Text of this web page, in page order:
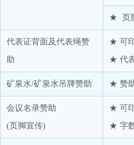
中国金山联合贸易有
中国石油和化学工
中石化化销国际贸
舟山济海能源有
★ 页
代表证背面及代表绳赞
助
★ 可
★ 代
矿泉水/矿泉水吊牌赞助 ★ 赞
会议名录赞助
(页脚宣传)
★ 可
★ 字